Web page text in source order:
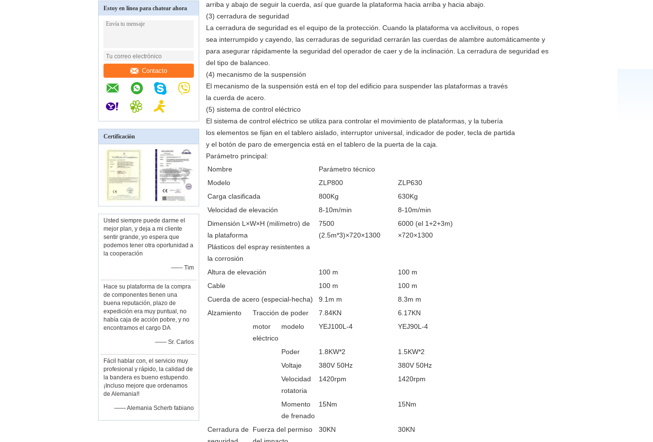
Estoy en línea para chatear ahora
Contacto
Certificación
Usted siempre puede darme el
mejor plan, y deja a mi cliente
sentir grande, yo espera que
podemos tener otra oportunidad a
la cooperación
—— Tim
Hace su plataforma de la compra
de componentes tienen una
buena reputación, plazo de
expedición era muy puntual, no
había caja de acción pobre, y no
encontramos el cargo DA
—— Sr. Carlos
Fácil hablar con, el servicio muy
profesional y rápido, la calidad de
la bandera es bueno estupendo.
¡Incluso mejore que ordenamos
de Alemania!!
—— Alemania Scherb fabiano
arriba y abajo de seguir la cuerda, así que guarde la plataforma hacia arriba y hacia abajo.
(3) cerradura de seguridad
La cerradura de seguridad es el equipo de la protección. Cuando la plataforma va acclivitous, o ropes
sea interrumpido y cayendo, las cerraduras de seguridad cerrarán las cuerdas de alambre automáticamente y
para asegurar rápidamente la seguridad del operador de caer y de la inclinación. La cerradura de seguridad es
del tipo de balanceo.
(4) mecanismo de la suspensión
El mecanismo de la suspensión está en el top del edificio para suspender las plataformas a través
la cuerda de acero.
(5) sistema de control eléctrico
El sistema de control eléctrico se utiliza para controlar el movimiento de plataformas, y la tubería
los elementos se fijan en el tablero aislado, interruptor universal, indicador de poder, tecla de partida
y el botón de paro de emergencia está en el tablero de la puerta de la caja.
Parámetro principal:
Nombre
Parámetro técnico
Modelo
ZLP800
ZLP630
Carga clasificada
800Kg
630Kg
Velocidad de elevación
8-10m/min
8-10m/min
Dimensión L×W×H (milímetro) de
la plataforma
Plásticos del espray resistentes a
la corrosión
7500
(2.5m*3)×720×1300
6000 (el 1+2+3m)
×720×1300
Altura de elevación 100 m
100 m
Cable
100 m
100 m
Cuerda de acero (especial-hecha)
9.1m m
8.3m m
Alzamiento
Tracción de poder 7.84KN
6.17KN
motor
eléctrico
modelo YEJ100L-4 YEJ90L-4
Poder 1.8KW*2
1.5KW*2
Voltaje
380V 50Hz
380V 50Hz
Velocidad
rotatoria
1420rpm 1420rpm
Momento
de frenado
15Nm 15Nm
Cerradura de Fuerza del permiso
30KN 30KN